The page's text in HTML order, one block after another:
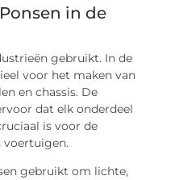
in de
gebruikt. In de
voor het maken van
en chassis. De
dat elk onderdeel
is voor de
voertuigen.
gebruikt om lichte,